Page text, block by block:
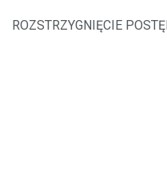
ROZSTRZYGNIĘCIE